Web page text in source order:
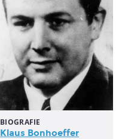
BIOGRAFIE
Klaus Bonhoeffer